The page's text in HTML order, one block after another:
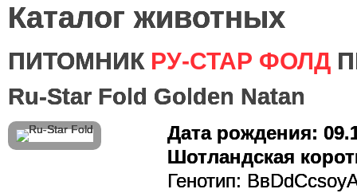
Каталог животных
ПИТОМНИК РУ-СТАР ФОЛД
Ru-Star Fold Golden Natan
Дата рождения:
Шотландская
Генотип: